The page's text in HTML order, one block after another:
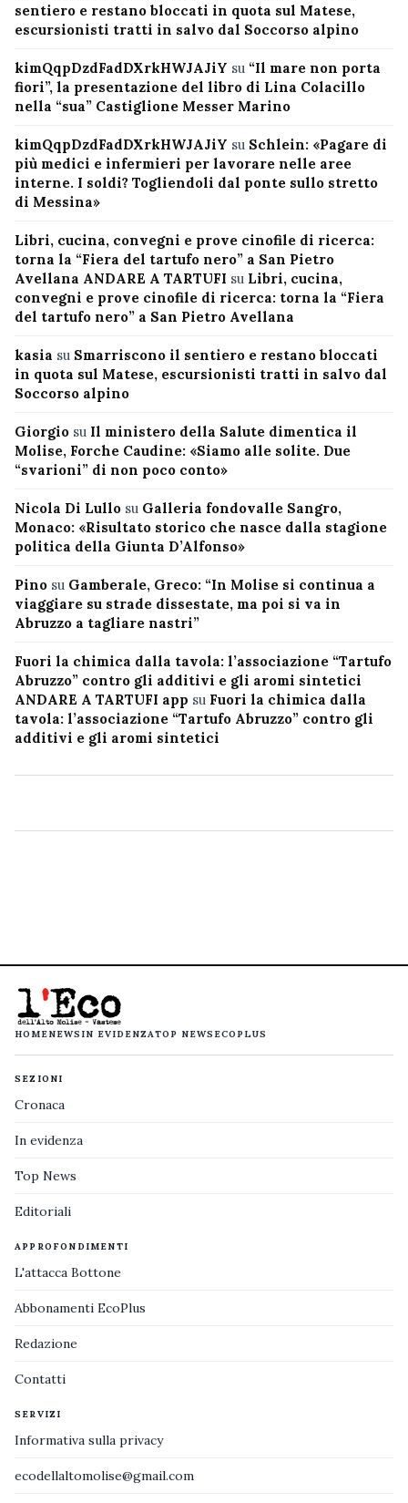
sentiero e restano bloccati in quota sul Matese,
escursionisti tratti in salvo dal Soccorso alpino
kimQqpDzdFadDXrkHWJAJiY su “Il mare non porta
fiori”, la presentazione del libro di Lina Colacillo
nella “sua” Castiglione Messer Marino
kimQqpDzdFadDXrkHWJAJiY su Schlein: «Pagare di
più medici e infermieri per lavorare nelle aree
interne. I soldi? Togliendoli dal ponte sullo stretto
di Messina»
Libri, cucina, convegni e prove cinofile di ricerca:
torna la “Fiera del tartufo nero” a San Pietro
Avellana ANDARE A TARTUFI su Libri, cucina,
convegni e prove cinofile di ricerca: torna la “Fiera
del tartufo nero” a San Pietro Avellana
kasia su Smarriscono il sentiero e restano bloccati
in quota sul Matese, escursionisti tratti in salvo dal
Soccorso alpino
Giorgio su Il ministero della Salute dimentica il
Molise, Forche Caudine: «Siamo alle solite. Due
“svarioni” di non poco conto»
Nicola Di Lullo su Galleria fondovalle Sangro,
Monaco: «Risultato storico che nasce dalla stagione
politica della Giunta D’Alfonso»
Pino su Gamberale, Greco: “In Molise si continua a
viaggiare su strade dissestate, ma poi si va in
Abruzzo a tagliare nastri”
Fuori la chimica dalla tavola: l’associazione “Tartufo
Abruzzo” contro gli additivi e gli aromi sintetici
ANDARE A TARTUFI app su Fuori la chimica dalla
tavola: l’associazione “Tartufo Abruzzo” contro gli
additivi e gli aromi sintetici
HOMENEWS IN EVIDENZATOP NEWS ECOPLUS
SEZIONI
Cronaca
In evidenza
Top News
Editoriali
APPROFONDIMENTI
L'attacca Bottone
Abbonamenti EcoPlus
Redazione
Contatti
SERVIZI
Informativa sulla privacy
ecodellaltomolise@gmail.com